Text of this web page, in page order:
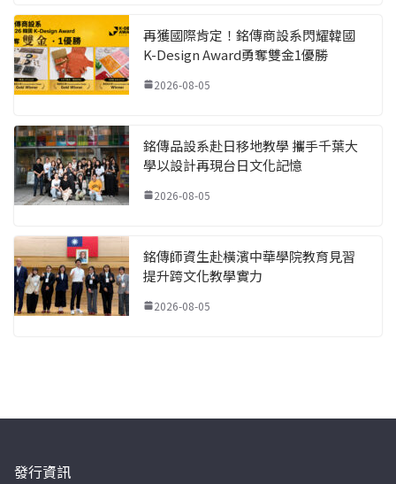
再獲國際肯定！銘傳商設系閃耀韓國
K-Design Award勇奪雙金1優勝
2026-08-05
銘傳品設系赴日移地教學 攜手千葉大
學以設計再現台日文化記憶
2026-08-05
銘傳師資生赴橫濱中華學院教育見習
提升跨文化教學實力
2026-08-05
發行資訊